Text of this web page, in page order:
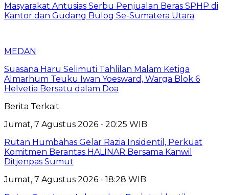
Masyarakat Antusias Serbu Penjualan Beras SPHP di
Kantor dan Gudang Bulog Se-Sumatera Utara
MEDAN
Suasana Haru Selimuti Tahlilan Malam Ketiga
Almarhum Teuku Iwan Yoesward, Warga Blok 6
Helvetia Bersatu dalam Doa
Berita Terkait
Jumat, 7 Agustus 2026 - 20:25 WIB
Rutan Humbahas Gelar Razia Insidentil, Perkuat
Komitmen Berantas HALINAR Bersama Kanwil
Ditjenpas Sumut
Jumat, 7 Agustus 2026 - 18:28 WIB